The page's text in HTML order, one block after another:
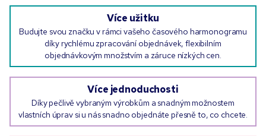
Více užitku
Budujte svou značku v rámci vašeho časového harmonogramu
díky rychlému zpracování objednávek, flexibilním
objednávkovým množstvím a záruce nízkých cen.
Více jednoduchosti
Díky pečlivě vybraným výrobkům a snadným možnostem
vlastních úprav si u nás snadno objednáte přesně to, co chcete.